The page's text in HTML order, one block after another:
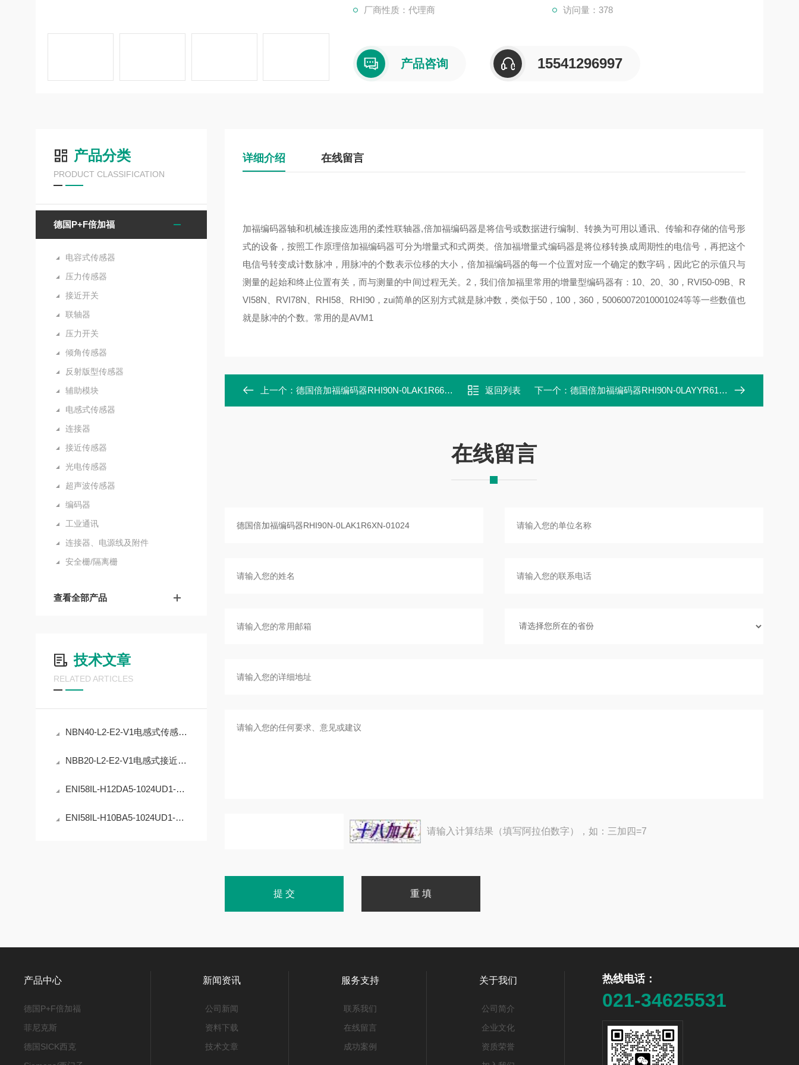
厂商性质：代理商 访问量：378
产品咨询 15541296997
产品分类
PRODUCT CLASSIFICATION
德国P+F倍加福
电容式传感器
压力传感器
接近开关
联轴器
压力开关
倾角传感器
反射版型传感器
辅助模块
电感式传感器
连接器
接近传感器
光电传感器
超声波传感器
编码器
工业通讯
连接器、电源线及附件
安全栅/隔离栅
查看全部产品
技术文章
RELATED ARTICLES
NBN40-L2-E2-V1电感式传感器的精度稳定性提升
NBB20-L2-E2-V1电感式接近开关的工业自动化应用
ENI58IL-H12DA5-1024UD1-RC1编码器在工业定位中的应用
ENI58IL-H10BA5-1024UD1-RC1编码器的原理与应用
详细介绍 在线留言
加福编码器轴和机械连接应选用的柔性联轴器,倍加福编码器是将信号或数据进行编制、转换为可用以通讯、传输和存储的信号形
式的设备，按照工作原理倍加福编码器可分为增量式和式两类。倍加福增量式编码器是将位移转换成周期性的电信号，再把这个
电信号转变成计数脉冲，用脉冲的个数表示位移的大小，倍加福编码器的每一个位置对应一个确定的数字码，因此它的示值只与
测量的起始和终止位置有关，而与测量的中间过程无关。2，我们倍加福里常用的增量型编码器有：10、20、30，RVI50-09B、R
VI58N、RVI78N、RHI58、RHI90，zui简单的区别方式就是脉冲数，类似于50，100，360，50060072010001024等等一些数值也
就是脉冲的个数。常用的是AVM1
上一个： 德国倍加福编码器RHI90N-0LAK1R66N-02048 返回列表 下一个： 德国倍加福编码器RHI90N-0LAYYR61N-01024
在线留言
请输入计算结果（填写阿拉伯数字），如：三加四=7
热线电话：
021-34625531
产品中心
德国P+F倍加福
菲尼克斯
德国SICK西克
新闻资讯
公司新闻
资料下载
技术文章
服务支持
联系我们
在线留言
成功案例
关于我们
公司简介
企业文化
资质荣誉